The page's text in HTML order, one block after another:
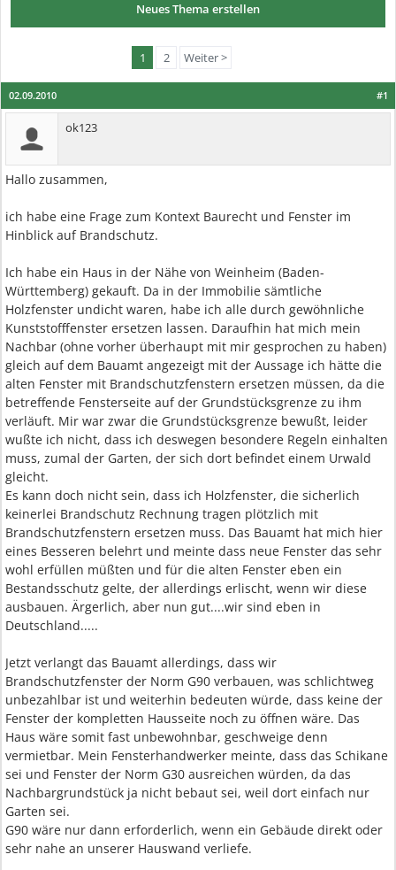
Neues Thema erstellen
1 2 Weiter >
#1
02.09.2010
ok123
Hallo zusammen,
ich habe eine Frage zum Kontext Baurecht und Fenster im
Hinblick auf Brandschutz.
Ich habe ein Haus in der Nähe von Weinheim (Baden-
Württemberg) gekauft. Da in der Immobilie sämtliche
Holzfenster undicht waren, habe ich alle durch gewöhnliche
Kunststofffenster ersetzen lassen. Daraufhin hat mich mein
Nachbar (ohne vorher überhaupt mit mir gesprochen zu haben)
gleich auf dem Bauamt angezeigt mit der Aussage ich hätte die
alten Fenster mit Brandschutzfenstern ersetzen müssen, da die
betreffende Fensterseite auf der Grundstücksgrenze zu ihm
verläuft. Mir war zwar die Grundstücksgrenze bewußt, leider
wußte ich nicht, dass ich deswegen besondere Regeln einhalten
muss, zumal der Garten, der sich dort befindet einem Urwald
gleicht.
Es kann doch nicht sein, dass ich Holzfenster, die sicherlich
keinerlei Brandschutz Rechnung tragen plötzlich mit
Brandschutzfenstern ersetzen muss. Das Bauamt hat mich hier
eines Besseren belehrt und meinte dass neue Fenster das sehr
wohl erfüllen müßten und für die alten Fenster eben ein
Bestandsschutz gelte, der allerdings erlischt, wenn wir diese
ausbauen. Ärgerlich, aber nun gut....wir sind eben in
Deutschland.....
Jetzt verlangt das Bauamt allerdings, dass wir
Brandschutzfenster der Norm G90 verbauen, was schlichtweg
unbezahlbar ist und weiterhin bedeuten würde, dass keine der
Fenster der kompletten Hausseite noch zu öffnen wäre. Das
Haus wäre somit fast unbewohnbar, geschweige denn
vermietbar. Mein Fensterhandwerker meinte, dass das Schikane
sei und Fenster der Norm G30 ausreichen würden, da das
Nachbargrundstück ja nicht bebaut sei, weil dort einfach nur
Garten sei.
G90 wäre nur dann erforderlich, wenn ein Gebäude direkt oder
sehr nahe an unserer Hauswand verliefe.